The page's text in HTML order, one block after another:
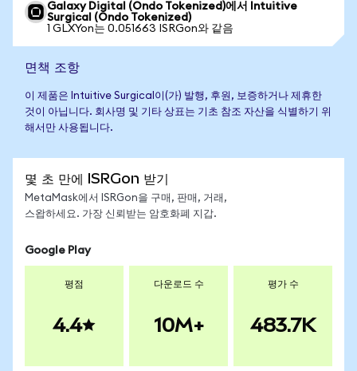
Galaxy Digital (Ondo Tokenized)에서 Intuitive
Surgical (Ondo Tokenized)
1 GLXYon는 0.051663 ISRGon와 같음
면책 조항
이 제품은 Intuitive Surgical이(가) 발행, 후원, 보증하거나 제휴한
것이 아닙니다. 회사명 및 기타 상표는 기초 참조 자산을 식별하기 위
해서만 사용됩니다.
몇 초 만에 ISRGon 받기
MetaMask에서 ISRGon을 구매, 판매, 거래,
스왑하세요. 가장 신뢰받는 암호화폐 지갑.
Google Play
평점
4.4
다운로드 수
10M+
평가 수
483.7K